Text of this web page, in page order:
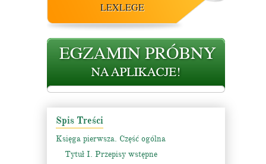
LEXLEGE
Spis Treści
Księga pierwsza. Część ogólna
Tytuł I. Przepisy wstępne